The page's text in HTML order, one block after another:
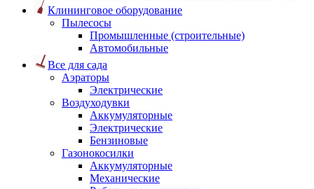
Клининговое оборудование
Пылесосы
Промышленные (строительные)
Автомобильные
Все для сада
Аэраторы
Электрические
Воздуходувки
Аккумуляторные
Электрические
Бензиновые
Газонокосилки
Аккумуляторные
Механические